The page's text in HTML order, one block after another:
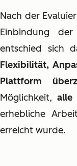
Nach der
Einbindung
entschied sich
Flexibilität,
Plattform
Möglichkeit,alle
erhebliche
erreicht wurde.